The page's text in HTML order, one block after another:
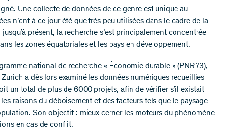
Une collecte de données de ce genre est unique au
n’ont à ce jour été que très peu utilisées dans le cadre de la
présent, la recherche s’est principalement concentrée
les zones équatoriales et les pays en développement.
national de recherche « Économie durable » (PNR 73),
Zurich a dès lors examiné les données numériques recueillies
un total de plus de 6000 projets, afin de vérifier s’il existait
raisons du déboisement et des facteurs tels que le paysage
Son objectif : mieux cerner les moteurs du phénomène
en cas de conflit.